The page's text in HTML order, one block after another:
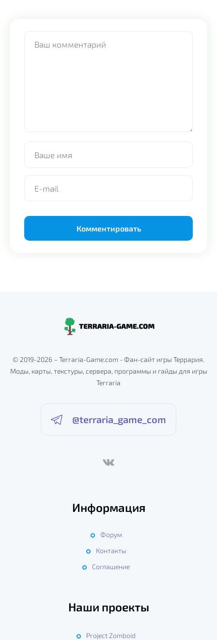
© 2019-2026 – Terraria-Game.com - Фан-сайт игры Террария.
Моды, карты, текстуры, сервера, программы и гайды для игры
Terraria
@terraria_game_com
Информация
Форум
Контакты
Соглашение
Наши проекты
Project Zomboid